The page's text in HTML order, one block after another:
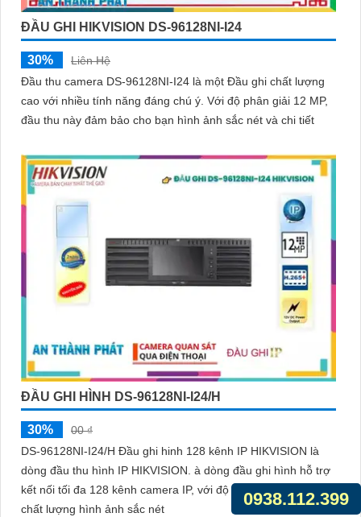
ĐẦU GHI HIKVISION DS-96128NI-I24
30%
Liên Hệ
Đầu thu camera DS-96128NI-I24 là một Đầu ghi chất lượng
cao với nhiều tính năng đáng chú ý. Với độ phân giải 12 MP,
đầu thu này đảm bảo cho bạn hình ảnh sắc nét và chi tiết
ĐẦU GHI HÌNH DS-96128NI-I24/H
30%
00 ₫
DS-96128NI-I24/H Đầu ghi hinh 128 kênh IP HIKVISION là
dòng đầu thu hình IP HIKVISION. à dòng đầu ghi hình hỗ trợ
kết nối tối đa 128 kênh camera IP, với độ phân giải 12MP cho
chất lượng hình ảnh sắc nét
0938.112.399